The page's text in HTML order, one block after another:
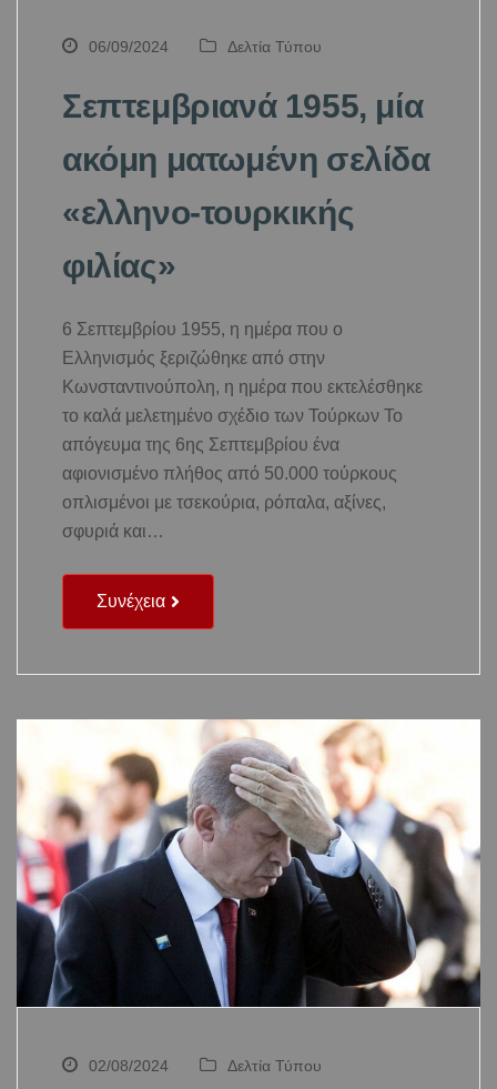
06/09/2024 Δελτία Τύπου
Σεπτεμβριανά 1955, μία
ακόμη ματωμένη σελίδα
«ελληνο-τουρκικής
φιλίας»
6 Σεπτεμβρίου 1955, η ημέρα που ο
Ελληνισμός ξεριζώθηκε από στην
Κωνσταντινούπολη, η ημέρα που εκτελέσθηκε
το καλά μελετημένο σχέδιο των Τούρκων Το
απόγευμα της 6ης Σεπτεμβρίου ένα
αφιονισμένο πλήθος από 50.000 τούρκους
οπλισμένοι με τσεκούρια, ρόπαλα, αξίνες,
σφυριά και…
Συνέχεια
02/08/2024 Δελτία Τύπου